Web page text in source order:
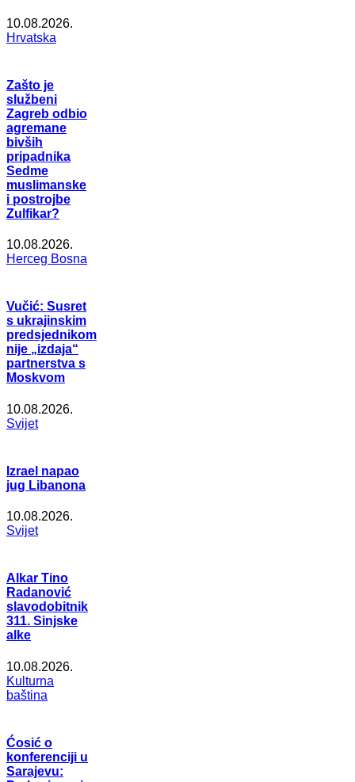
10.08.2026.
Hrvatska
Zašto je
službeni
Zagreb odbio
agremane
bivših
pripadnika
Sedme
muslimanske
i postrojbe
Zulfikar?
10.08.2026.
Herceg Bosna
Vučić: Susret
s ukrajinskim
predsjednikom
nije „izdaja“
partnerstva s
Moskvom
10.08.2026.
Svijet
Izrael napao
jug Libanona
10.08.2026.
Svijet
Alkar Tino
Radanović
slavodobitnik
311. Sinjske
alke
10.08.2026.
Kulturna
baština
Ćosić o
konferenciji u
Sarajevu: